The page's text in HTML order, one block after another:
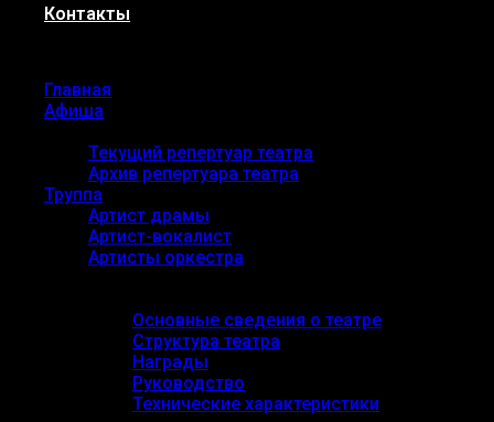
Контакты
Главная
Афиша
Текущий репертуар театра
Архив репертуара театра
Труппа
Артист драмы
Артист-вокалист
Артисты оркестра
Основные сведения о театре
Структура театра
Награды
Руководство
Технические характеристики